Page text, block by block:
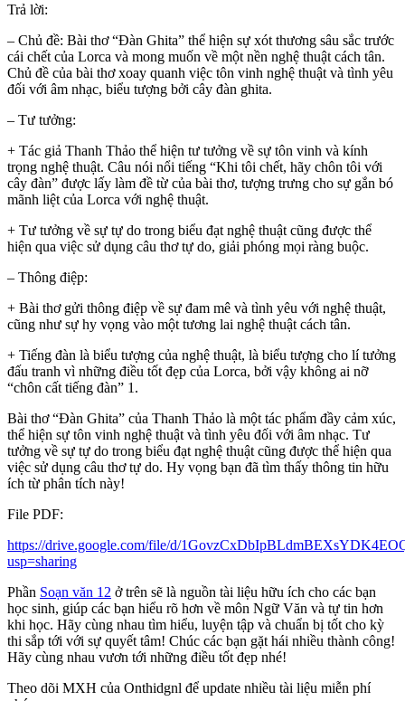
Trả lời:
– Chủ đề: Bài thơ “Đàn Ghita” thể hiện sự xót thương sâu sắc trước
cái chết của Lorca và mong muốn về một nền nghệ thuật cách tân.
Chủ đề của bài thơ xoay quanh việc tôn vinh nghệ thuật và tình yêu
đối với âm nhạc, biểu tượng bởi cây đàn ghita.
– Tư tưởng:
+ Tác giả Thanh Thảo thể hiện tư tưởng về sự tôn vinh và kính
trọng nghệ thuật. Câu nói nổi tiếng “Khi tôi chết, hãy chôn tôi với
cây đàn” được lấy làm đề từ của bài thơ, tượng trưng cho sự gắn bó
mãnh liệt của Lorca với nghệ thuật.
+ Tư tưởng về sự tự do trong biểu đạt nghệ thuật cũng được thể
hiện qua việc sử dụng câu thơ tự do, giải phóng mọi ràng buộc.
– Thông điệp:
+ Bài thơ gửi thông điệp về sự đam mê và tình yêu với nghệ thuật,
cũng như sự hy vọng vào một tương lai nghệ thuật cách tân.
+ Tiếng đàn là biểu tượng của nghệ thuật, là biểu tượng cho lí tưởng
đấu tranh vì những điều tốt đẹp của Lorca, bởi vậy không ai nỡ
“chôn cất tiếng đàn” 1.
Bài thơ “Đàn Ghita” của Thanh Thảo là một tác phẩm đầy cảm xúc,
thể hiện sự tôn vinh nghệ thuật và tình yêu đối với âm nhạc. Tư
tưởng về sự tự do trong biểu đạt nghệ thuật cũng được thể hiện qua
việc sử dụng câu thơ tự do. Hy vọng bạn đã tìm thấy thông tin hữu
ích từ phân tích này!
File PDF:
https://drive.google.com/file/d/
usp=sharing
Phần Soạn văn 12 ở trên sẽ là nguồn tài liệu hữu ích cho các bạn
học sinh, giúp các bạn hiểu rõ hơn về môn Ngữ Văn và tự tin hơn
khi học. Hãy cùng nhau tìm hiểu, luyện tập và chuẩn bị tốt cho kỳ
thi sắp tới với sự quyết tâm! Chúc các bạn gặt hái nhiều thành công!
Hãy cùng nhau vươn tới những điều tốt đẹp nhé!
Theo dõi MXH của Onthidgnl để update nhiều tài liệu miễn phí